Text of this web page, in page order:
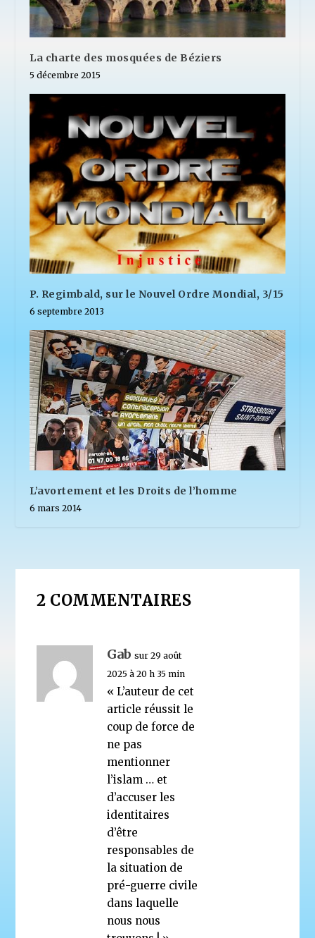
La charte des mosquées de Béziers
5 décembre 2015
P. Regimbald, sur le Nouvel Ordre Mondial, 3/15
6 septembre 2013
L’avortement et les Droits de l’homme
6 mars 2014
2 COMMENTAIRES
Gab sur 29 août
2025 à 20 h 35 min
« L’auteur de cet
article réussit le
coup de force de
ne pas
mentionner
l’islam … et
d’accuser les
identitaires
d’être
responsables de
la situation de
pré-guerre civile
dans laquelle
nous nous